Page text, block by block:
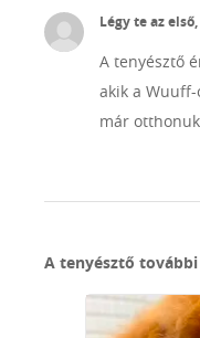
Légy te az
A tenyésztő
akik a
már
A tenyésztő